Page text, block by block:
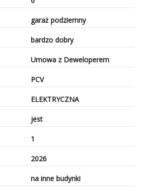
garaż podziemny
bardzo dobry
Umowa z Deweloperem
PCV
ELEKTRYCZNA
jest
1
2026
na inne budynki